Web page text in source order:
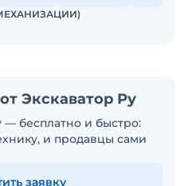
Экскаватор Ру
бесплатно и быстро:
и продавцы сами
заявку